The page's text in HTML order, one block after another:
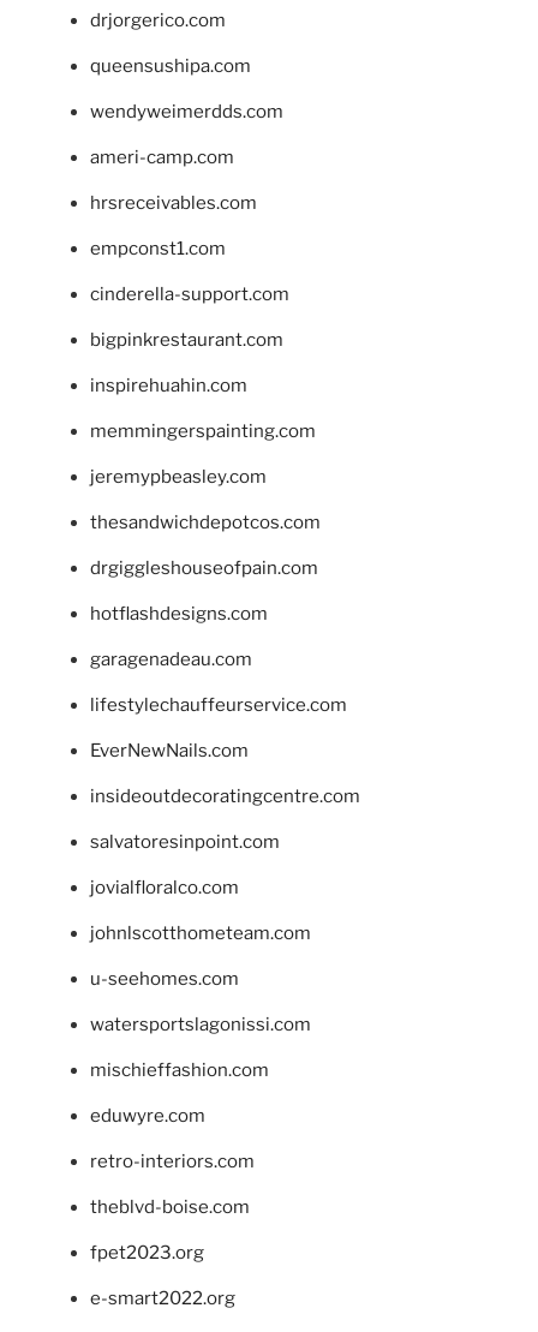
drjorgerico.com
queensushipa.com
wendyweimerdds.com
ameri-camp.com
hrsreceivables.com
empconst1.com
cinderella-support.com
bigpinkrestaurant.com
inspirehuahin.com
memmingerspainting.com
jeremypbeasley.com
thesandwichdepotcos.com
drgiggleshouseofpain.com
hotflashdesigns.com
garagenadeau.com
lifestylechauffeurservice.com
EverNewNails.com
insideoutdecoratingcentre.com
salvatoresinpoint.com
jovialfloralco.com
johnlscotthometeam.com
u-seehomes.com
watersportslagonissi.com
mischieffashion.com
eduwyre.com
retro-interiors.com
theblvd-boise.com
fpet2023.org
e-smart2022.org